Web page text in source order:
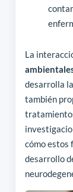
La
desarrolla
también
cómo estos
desarrollo